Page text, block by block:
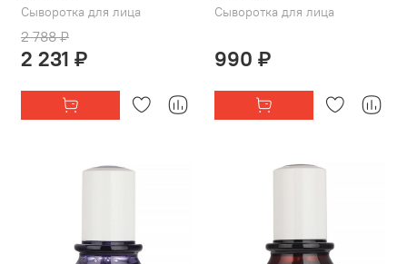
Сыворотка для лица
2 788 ₽
2 231 ₽
Сыворотка для лица
990 ₽